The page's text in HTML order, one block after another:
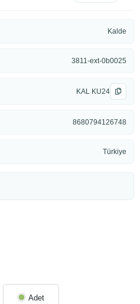
Kalde
3811-ext-0b0025
KAL KU24
8680794126748
Türkiye
Adet